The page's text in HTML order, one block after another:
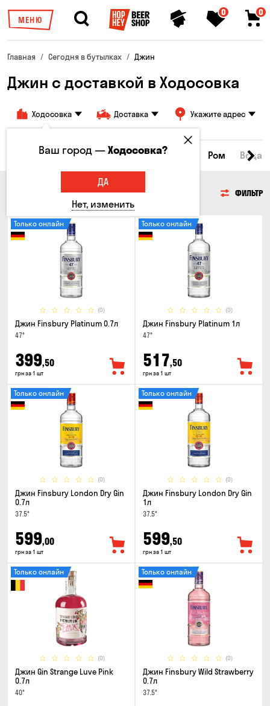
МЕНЮ
0 0
Главная Сегодня в бутылках Джин
Джин с доставкой в Ходосовка
Ходосовка Доставка Укажите адрес
Коньяки и бренди Джин Текила Ром Вода
ФИЛЬТР
(0)
Только онлайн
Джин Finsbury Platinum 0.7л
47°
399,50
грн за 1 шт
(0)
Только онлайн
Джин Finsbury Platinum 1л
47°
517,50
грн за 1 шт
(0)
Только онлайн
Джин Finsbury London Dry Gin
0.7л
37.5°
599,00
грн за 1 шт
(0)
Только онлайн
Джин Finsbury London Dry Gin
1л
37.5°
599,50
грн за 1 шт
(0)
Только онлайн
Джин Gin Strange Luve Pink
0.7л
40°
(0)
Только онлайн
Джин Finsbury Wild Strawberry
0.7л
37.5°
Ваш город —Ходосовка?
ДА
Нет, изменить